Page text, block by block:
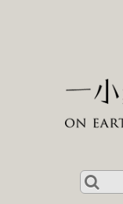
Search
for: